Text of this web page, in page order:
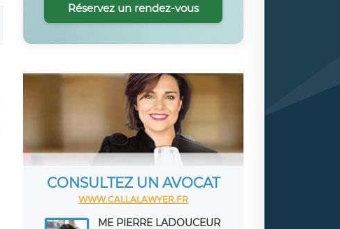
Réservez un rendez-vous
CONSULTEZ UN AVOCAT
WWW.CALLALAWYER.FR
ME PIERRE LADOUCEUR